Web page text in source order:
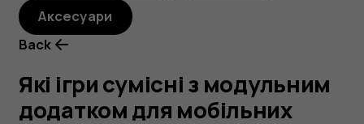
для
мобільних
Аксесуари
Back
Які ігри сумісні з модульним
додатком для мобільних